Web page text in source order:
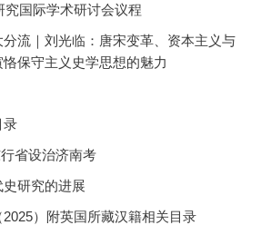
究国际学术研讨会议程
流｜刘光临：唐宋变革、资本主义与
保守主义史学思想的魅力
录
省设治济南考
研究的进展
）附英国所藏汉籍相关目录